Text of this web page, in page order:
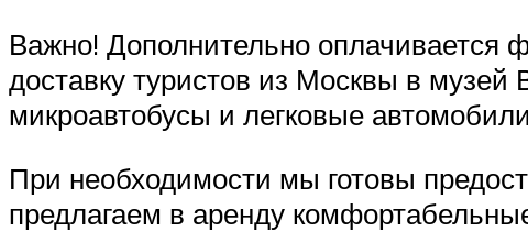
Важно! Дополнительно оплачивается
доставку туристов из Москвы в
микроавтобусы и легковые автомобили
При необходимости мы готовы
предлагаем в аренду